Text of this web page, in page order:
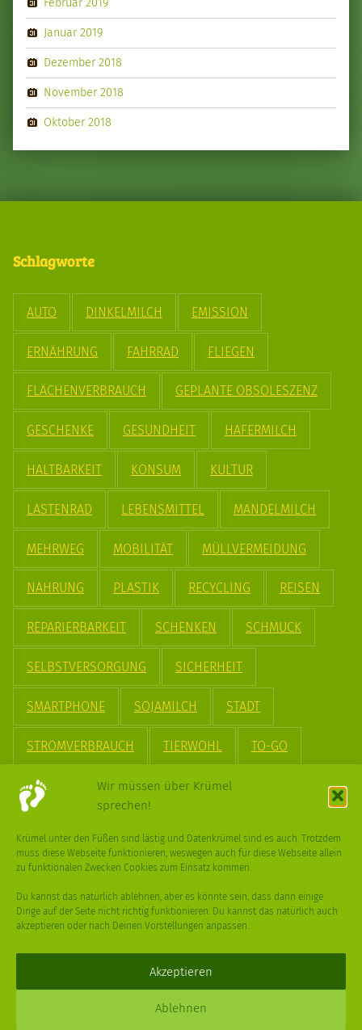
Wir müssen über Krümel
sprechen!
Krümel unter den Füßen sind lästig und Datenkrümel sind es auch. Trotzdem
muss diese Webseite funktionieren, weswegen auch für diese Webseite allein
zu funktionalen Zwecken Cookies zum Einsatz kommen.
Du kannst das natürlich ablehnen, aber es könnte sein, dass dann einige
Dinge auf der Seite nicht richtig funktionieren. Du kannst das natürlich auch
akzeptieren oder nach Deinen Vorstellungen anpassen.
Akzeptieren
Ablehnen
Januar 2019
Dezember 2018
November 2018
Oktober 2018
Schlagworte
AUTO DINKELMILCH EMISSION
ERNÄHRUNG FAHRRAD FLIEGEN
FLÄCHENVERBRAUCH GEPLANTE OBSOLESZENZ
GESCHENKE GESUNDHEIT HAFERMILCH
HALTBARKEIT KONSUM KULTUR
LASTENRAD LEBENSMITTEL MANDELMILCH
MEHRWEG MOBILITÄT MÜLLVERMEIDUNG
NAHRUNG PLASTIK RECYCLING REISEN
REPARIERBARKEIT SCHENKEN SCHMUCK
SELBSTVERSORGUNG SICHERHEIT
SMARTPHONE SOJAMILCH STADT
STROMVERBRAUCH TIERWOHL TO-GO
TREND UPCYCLING VEGAN
WEIHNACHTSBAUM WINTER
XPDT : Marken & Kommunikation